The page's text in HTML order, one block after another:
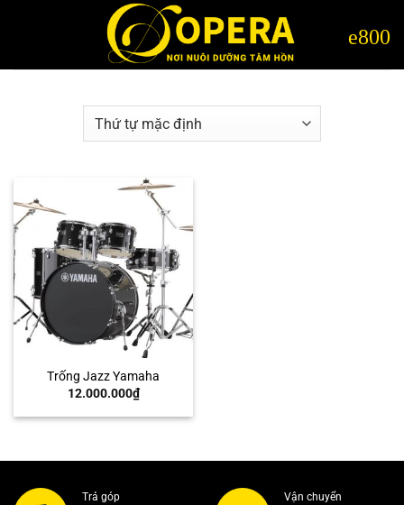
Trống Jazz Yamaha
12.000.000₫
Trả góp
Vận chuyển